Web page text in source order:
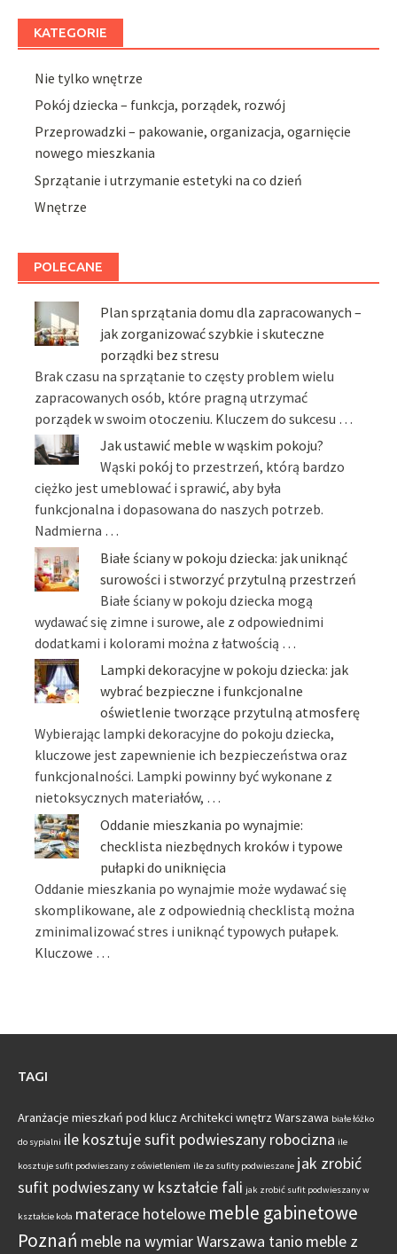
KATEGORIE
Nie tylko wnętrze
Pokój dziecka – funkcja, porządek, rozwój
Przeprowadzki – pakowanie, organizacja, ogarnięcie
nowego mieszkania
Sprzątanie i utrzymanie estetyki na co dzień
Wnętrze
POLECANE
Plan sprzątania domu dla zapracowanych –
jak zorganizować szybkie i skuteczne
porządki bez stresu
Brak czasu na sprzątanie to częsty problem wielu
zapracowanych osób, które pragną utrzymać
porządek w swoim otoczeniu. Kluczem do sukcesu …
Jak ustawić meble w wąskim pokoju?
Wąski pokój to przestrzeń, którą bardzo
ciężko jest umeblować i sprawić, aby była
funkcjonalna i dopasowana do naszych potrzeb.
Nadmierna …
Białe ściany w pokoju dziecka: jak uniknąć
surowości i stworzyć przytulną przestrzeń
Białe ściany w pokoju dziecka mogą
wydawać się zimne i surowe, ale z odpowiednimi
dodatkami i kolorami można z łatwością …
Lampki dekoracyjne w pokoju dziecka: jak
wybrać bezpieczne i funkcjonalne
oświetlenie tworzące przytulną atmosferę
Wybierając lampki dekoracyjne do pokoju dziecka,
kluczowe jest zapewnienie ich bezpieczeństwa oraz
funkcjonalności. Lampki powinny być wykonane z
nietoksycznych materiałów, …
Oddanie mieszkania po wynajmie:
checklista niezbędnych kroków i typowe
pułapki do uniknięcia
Oddanie mieszkania po wynajmie może wydawać się
skomplikowane, ale z odpowiednią checklistą można
zminimalizować stres i uniknąć typowych pułapek.
Kluczowe …
TAGI
Aranżacje mieszkań pod klucz Architekci wnętrz Warszawa białe łóżko
do sypialni ile kosztuje sufit podwieszany robocizna ile
kosztuje sufit podwieszany z oświetleniem ile za sufity podwieszane jak zrobić
sufit podwieszany w kształcie fali jak zrobić sufit podwieszany w
kształcie koła materace hotelowe meble gabinetowe
Poznań meble na wymiar Warszawa tanio meble z